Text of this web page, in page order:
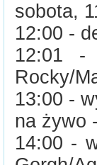
sobota,
12:00 -
12:01 -
Rocky/
13:00 -
na żywo
14:00 -